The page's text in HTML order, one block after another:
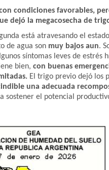
condiciones favorables,
dejó la megacosecha de
está atravesando el
de agua son muy bajos aun.
síntomas leves de estrés
bien, con buenas
El trigo previo dejó los
una adecuada
sostener el potencial